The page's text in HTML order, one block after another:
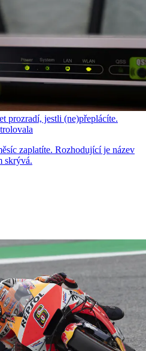
prozradí, jestli (ne)přeplácíte.
zaplatíte. Rozhodující je název
skrývá.